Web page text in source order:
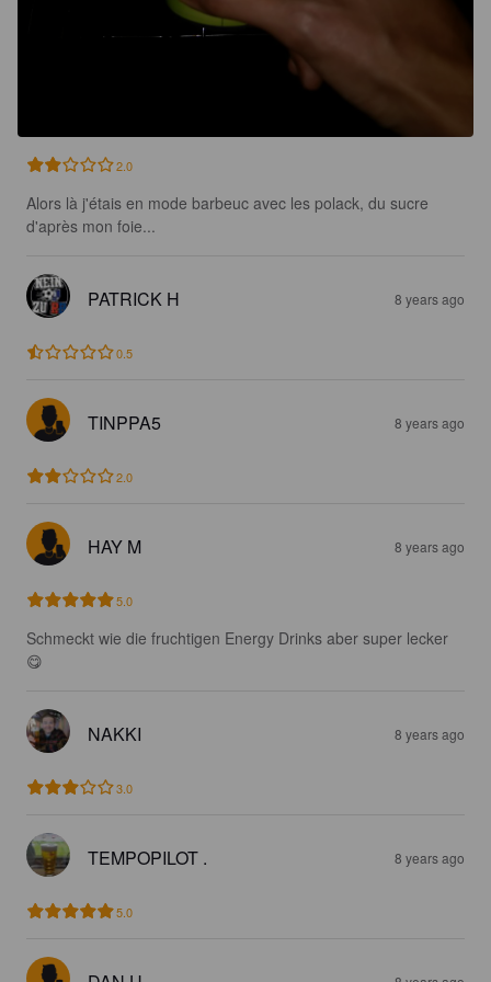
2.0
Alors là j'étais en mode barbeuc avec les polack, du sucre
d'après mon foie...
PATRICK H 8 years ago
0.5
TINPPA5 8 years ago
2.0
HAY M 8 years ago
5.0
Schmeckt wie die fruchtigen Energy Drinks aber super lecker
😋
NAKKI 8 years ago
3.0
TEMPOPILOT . 8 years ago
5.0